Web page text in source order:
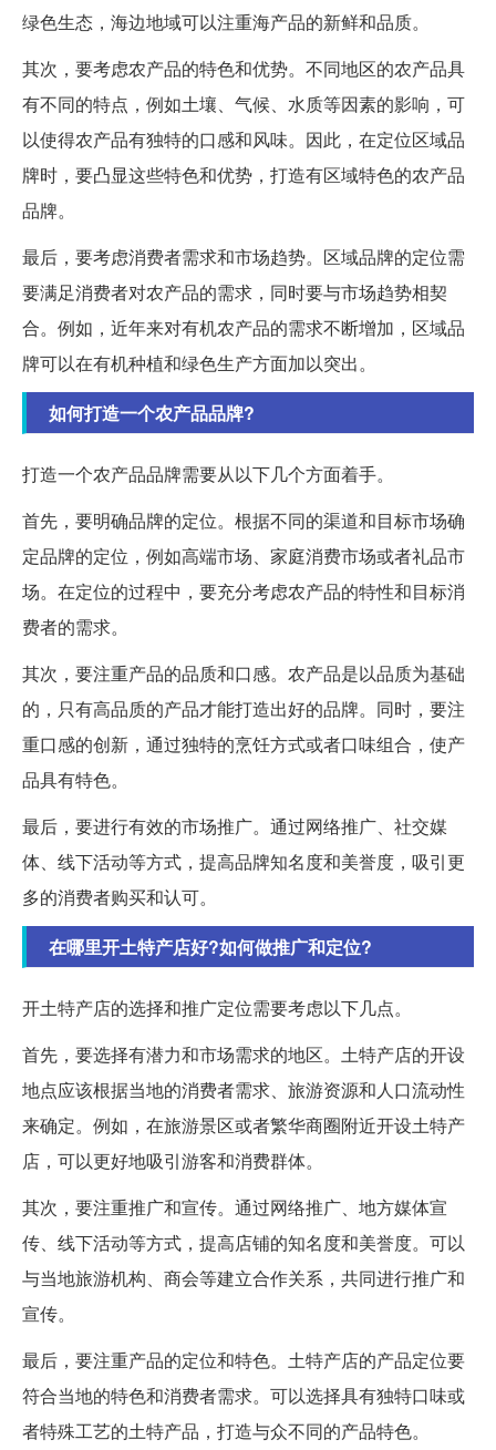
绿色生态，海边地域可以注重海产品的新鲜和品质。
其次，要考虑农产品的特色和优势。不同地区的农产品具
有不同的特点，例如土壤、气候、水质等因素的影响，可
以使得农产品有独特的口感和风味。因此，在定位区域品
牌时，要凸显这些特色和优势，打造有区域特色的农产品
品牌。
最后，要考虑消费者需求和市场趋势。区域品牌的定位需
要满足消费者对农产品的需求，同时要与市场趋势相契
合。例如，近年来对有机农产品的需求不断增加，区域品
牌可以在有机种植和绿色生产方面加以突出。
如何打造一个农产品品牌?
打造一个农产品品牌需要从以下几个方面着手。
首先，要明确品牌的定位。根据不同的渠道和目标市场确
定品牌的定位，例如高端市场、家庭消费市场或者礼品市
场。在定位的过程中，要充分考虑农产品的特性和目标消
费者的需求。
其次，要注重产品的品质和口感。农产品是以品质为基础
的，只有高品质的产品才能打造出好的品牌。同时，要注
重口感的创新，通过独特的烹饪方式或者口味组合，使产
品具有特色。
最后，要进行有效的市场推广。通过网络推广、社交媒
体、线下活动等方式，提高品牌知名度和美誉度，吸引更
多的消费者购买和认可。
在哪里开土特产店好?如何做推广和定位?
开土特产店的选择和推广定位需要考虑以下几点。
首先，要选择有潜力和市场需求的地区。土特产店的开设
地点应该根据当地的消费者需求、旅游资源和人口流动性
来确定。例如，在旅游景区或者繁华商圈附近开设土特产
店，可以更好地吸引游客和消费群体。
其次，要注重推广和宣传。通过网络推广、地方媒体宣
传、线下活动等方式，提高店铺的知名度和美誉度。可以
与当地旅游机构、商会等建立合作关系，共同进行推广和
宣传。
最后，要注重产品的定位和特色。土特产店的产品定位要
符合当地的特色和消费者需求。可以选择具有独特口味或
者特殊工艺的土特产品，打造与众不同的产品特色。